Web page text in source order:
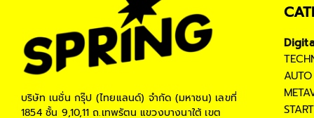
บริษัท เนชั่น กรุ๊ป (ไทยแลนด์) จำกัด (มหาชน) เลขที่
1854 ชั้น 9,10,11 ถ.เทพรัตน แขวงบางนาใต้ เขต
AUTO